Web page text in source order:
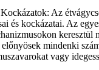
Az
és kockázatai. Az
keresztül
mindenki
vagy